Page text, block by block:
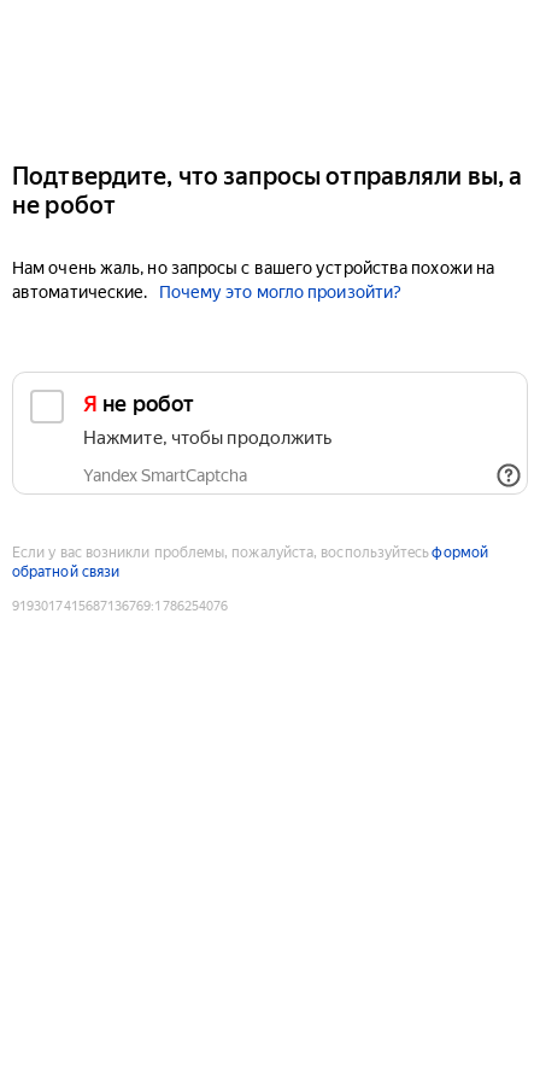
Подтвердите, что запросы отправляли вы, а
не робот
Нам очень жаль, но запросы с вашего устройства похожи на
автоматические.
Почему это могло произойти?
Я не робот
Нажмите, чтобы продолжить
Yandex SmartCaptcha
Если у вас возникли проблемы, пожалуйста, воспользуйтесьформой
обратной связи
9193017415687136769:1786254076